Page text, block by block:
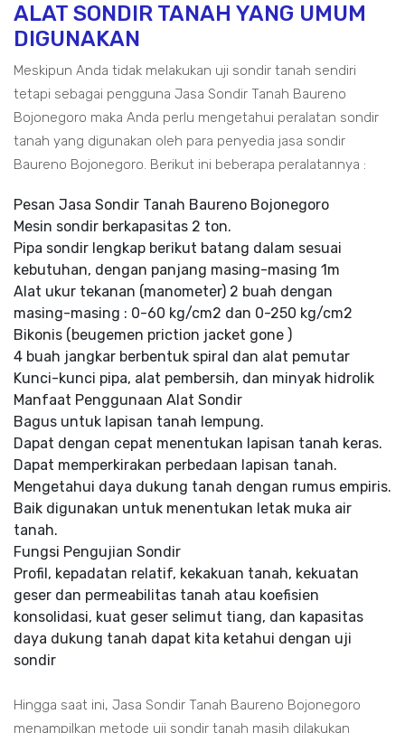
ALAT SONDIR TANAH YANG UMUM
DIGUNAKAN
Meskipun Anda tidak melakukan uji sondir tanah sendiri
tetapi sebagai pengguna Jasa Sondir Tanah Baureno
Bojonegoro maka Anda perlu mengetahui peralatan sondir
tanah yang digunakan oleh para penyedia jasa sondir
Baureno Bojonegoro. Berikut ini beberapa peralatannya :
Pesan Jasa Sondir Tanah Baureno Bojonegoro
Mesin sondir berkapasitas 2 ton.
Pipa sondir lengkap berikut batang dalam sesuai
kebutuhan, dengan panjang masing-masing 1m
Alat ukur tekanan (manometer) 2 buah dengan
masing-masing : 0-60 kg/cm2 dan 0-250 kg/cm2
Bikonis (beugemen priction jacket gone )
4 buah jangkar berbentuk spiral dan alat pemutar
Kunci-kunci pipa, alat pembersih, dan minyak hidrolik
Manfaat Penggunaan Alat Sondir
Bagus untuk lapisan tanah lempung.
Dapat dengan cepat menentukan lapisan tanah keras.
Dapat memperkirakan perbedaan lapisan tanah.
Mengetahui daya dukung tanah dengan rumus empiris.
Baik digunakan untuk menentukan letak muka air
tanah.
Fungsi Pengujian Sondir
Profil, kepadatan relatif, kekakuan tanah, kekuatan
geser dan permeabilitas tanah atau koefisien
konsolidasi, kuat geser selimut tiang, dan kapasitas
daya dukung tanah dapat kita ketahui dengan uji
sondir
Hingga saat ini, Jasa Sondir Tanah Baureno Bojonegoro
menampilkan metode uji sondir tanah masih dilakukan